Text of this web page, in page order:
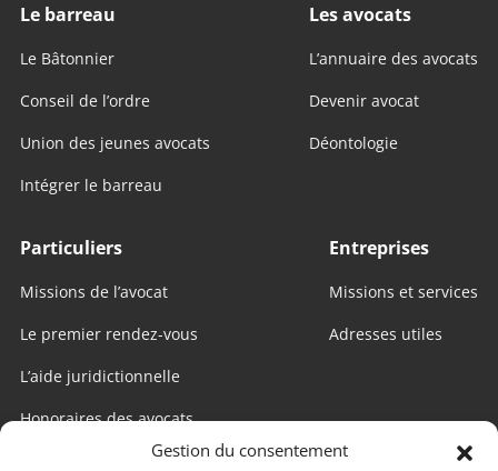
Gestion du consentement
Le barreau
Le Bâtonnier
Conseil de l’ordre
Union des jeunes avocats
Intégrer le barreau
Les avocats
L’annuaire des avocats
Devenir avocat
Déontologie
Particuliers
Missions de l’avocat
Le premier rendez-vous
L’aide juridictionnelle
Honoraires des avocats
Entreprises
Missions et services
Adresses utiles